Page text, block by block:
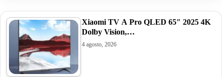
Xiaomi TV A Pro QLED 65″ 2025 4K
Dolby Vision,…
4 agosto, 2026